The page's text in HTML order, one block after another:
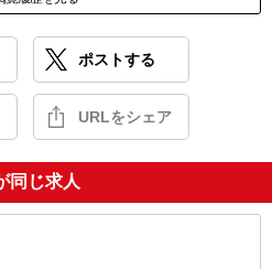
ポストする
URLをシェア
同じ求人